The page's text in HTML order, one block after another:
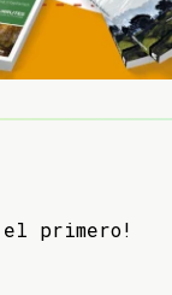
el primero!